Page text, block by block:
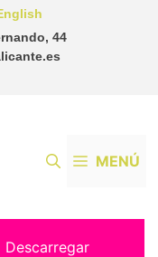
44
MENÚ
Descarregar